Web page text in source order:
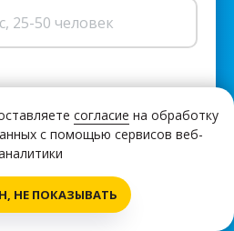
Написать нам!
25-50 человек
согласие на обработку
с помощью сервисов веб-
НЕ ПОКАЗЫВАТЬ